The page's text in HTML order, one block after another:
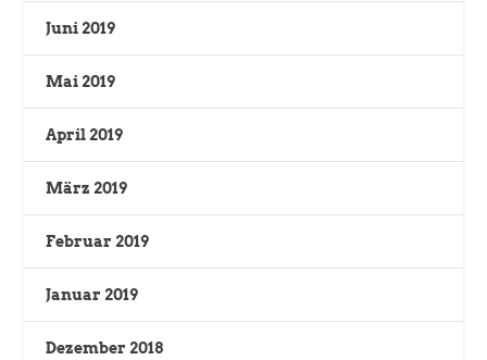
Juni 2019
Mai 2019
April 2019
März 2019
Februar 2019
Januar 2019
Dezember 2018